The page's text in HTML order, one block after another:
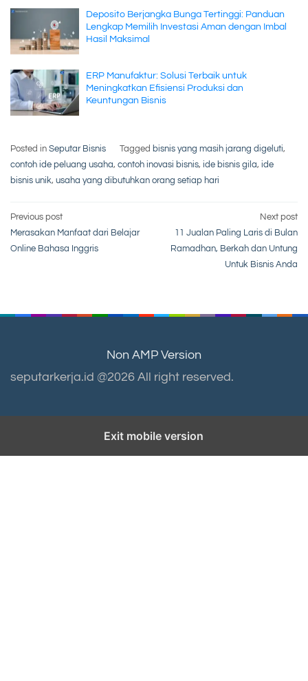
Deposito Berjangka Bunga Tertinggi: Panduan
Lengkap Memilih Investasi Aman dengan Imbal
Hasil Maksimal
ERP Manufaktur: Solusi Terbaik untuk
Meningkatkan Efisiensi Produksi dan
Keuntungan Bisnis
Posted in Seputar Bisnis Tagged bisnis yang masih jarang digeluti,
contoh ide peluang usaha, contoh inovasi bisnis, ide bisnis gila, ide
bisnis unik, usaha yang dibutuhkan orang setiap hari
Post
navigation
Previous post
Merasakan Manfaat dari Belajar
Online Bahasa Inggris
Next post
11 Jualan Paling Laris di Bulan
Ramadhan, Berkah dan Untung
Untuk Bisnis Anda
Non AMP Version
seputarkerja.id @2026 All right reserved.
Exit mobile version